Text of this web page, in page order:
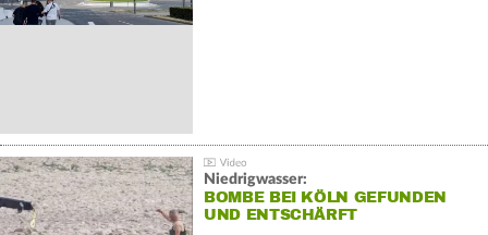
Niedrigwasser:
BOMBE BEI KÖLN GEFUNDEN
UND ENTSCHÄRFT